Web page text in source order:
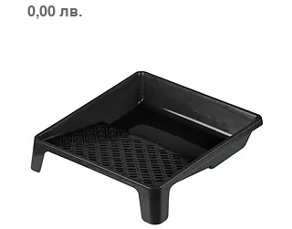
Цена
0,00 лв.